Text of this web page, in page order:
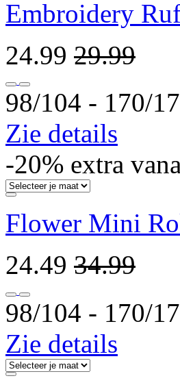
Embroidery
24.99 29.99
98/104 ‐ 170/
Zie details
-20% extra
Flower Mini
24.49 34.99
98/104 ‐ 170/
Zie details